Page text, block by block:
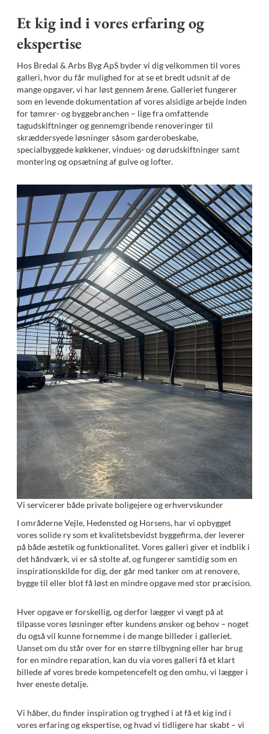
Et kig ind i vores erfaring og
ekspertise
Hos Bredal & Arbs Byg ApS byder vi dig velkommen til vores
galleri, hvor du får mulighed for at se et bredt udsnit af de
mange opgaver, vi har løst gennem årene. Galleriet fungerer
som en levende dokumentation af vores alsidige arbejde inden
for tømrer- og byggebranchen – lige fra omfattende
tagudskiftninger og gennemgribende renoveringer til
skræddersyede løsninger såsom garderobeskabe,
specialbyggede køkkener, vindues- og dørudskiftninger samt
montering og opsætning af gulve og lofter.
Vi servicerer både private boligejere og erhvervskunder
I områderne Vejle, Hedensted og Horsens, har vi opbygget
vores solide ry som et kvalitetsbevidst byggefirma, der leverer
på både æstetik og funktionalitet. Vores galleri giver et indblik i
det håndværk, vi er så stolte af, og fungerer samtidig som en
inspirationskilde for dig, der går med tanker om at renovere,
bygge til eller blot få løst en mindre opgave med stor præcision.
Hver opgave er forskellig, og derfor lægger vi vægt på at
tilpasse vores løsninger efter kundens ønsker og behov – noget
du også vil kunne fornemme i de mange billeder i galleriet.
Uanset om du står over for en større tilbygning eller har brug
for en mindre reparation, kan du via vores galleri få et klart
billede af vores brede kompetencefelt og den omhu, vi lægger i
hver eneste detalje.
Vi håber, du finder inspiration og tryghed i at få et kig ind i
vores erfaring og ekspertise, og hvad vi tidligere har skabt – vi